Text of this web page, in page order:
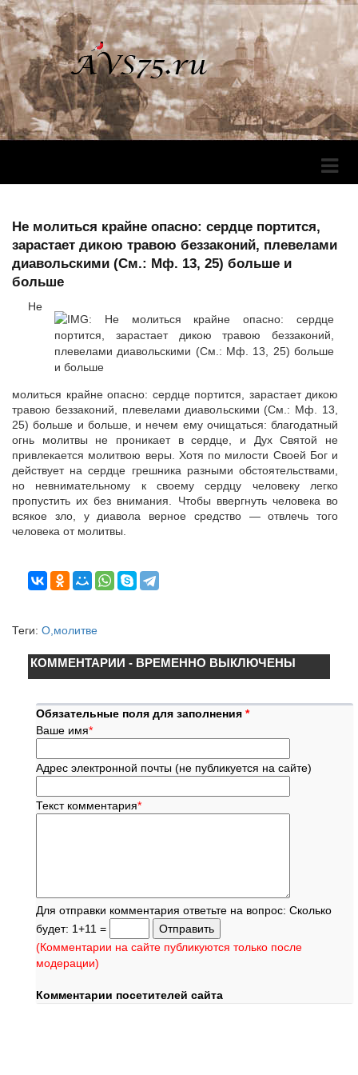
Не молиться крайне опасно: сердце портится,
зарастает дикою травою беззаконий, плевелами
диавольскими (См.: Мф. 13, 25) больше и
больше
Не
молиться крайне опасно: сердце портится, зарастает дикою
травою беззаконий, плевелами диавольскими (См.: Мф. 13,
25) больше и больше, и нечем ему очищаться: благодатный
огнь молитвы не проникает в сердце, и Дух Святой не
привлекается молитвою веры. Хотя по милости Своей Бог и
действует на сердце грешника разными обстоятельствами,
но невнимательному к своему сердцу человеку легко
пропустить их без внимания. Чтобы ввергнуть человека во
всякое зло, у диавола верное средство — отвлечь того
человека от молитвы.
Теги: О,молитве
КОММЕНТАРИИ - ВРЕМЕННО ВЫКЛЮЧЕНЫ
Обязательные поля для заполнения *
Ваше имя*
Адрес электронной почты (не публикуется на сайте)
Текст комментария*
Для отправки комментария ответьте на вопрос: Сколько
будет: 1+11 =
(Комментарии на сайте публикуются только после
модерации)
Комментарии посетителей сайта